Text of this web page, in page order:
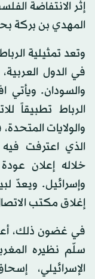
إثر الانتفاضة
المهدي بن بركة
وتعد تمثيلية
في الدول
والسودان. ويأتي
الرباط تطبيقاً
الذي اعترفت
خلاله إعلان
وإسرائيل. ويعدّ
إغلاق مكتب الاتصال
في غضون ذلك،
سلّم نظيره
الإسرائيلي،